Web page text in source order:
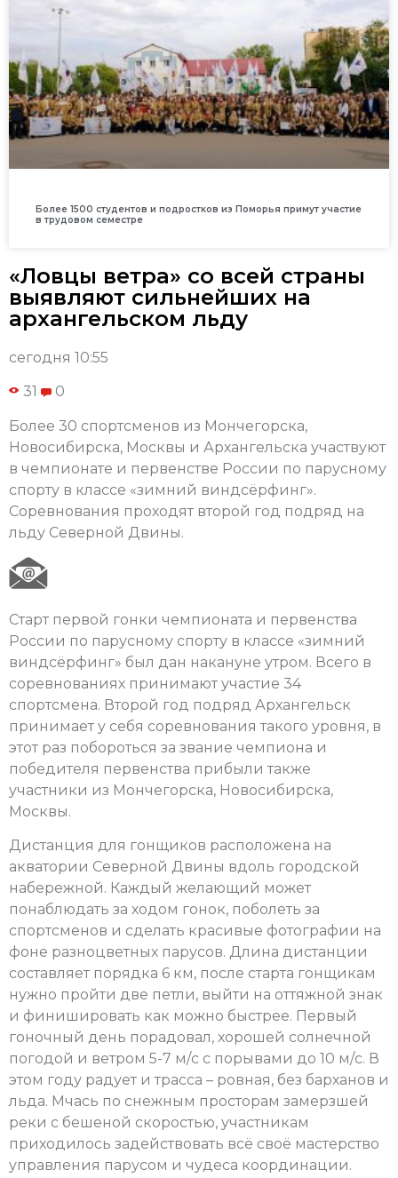
Более 1500 студентов и подростков из Поморья примут участие
в трудовом семестре
«Ловцы ветра» со всей страны
выявляют сильнейших на
архангельском льду
сегодня 10:55
31 0
Более 30 спортсменов из Мончегорска,
Новосибирска, Москвы и Архангельска участвуют
в чемпионате и первенстве России по парусному
спорту в классе «зимний виндсёрфинг».
Соревнования проходят второй год подряд на
льду Северной Двины.
Старт первой гонки чемпионата и первенства
России по парусному спорту в классе «зимний
виндсёрфинг» был дан накануне утром. Всего в
соревнованиях принимают участие 34
спортсмена. Второй год подряд Архангельск
принимает у себя соревнования такого уровня, в
этот раз побороться за звание чемпиона и
победителя первенства прибыли также
участники из Мончегорска, Новосибирска,
Москвы.
Дистанция для гонщиков расположена на
акватории Северной Двины вдоль городской
набережной. Каждый желающий может
понаблюдать за ходом гонок, поболеть за
спортсменов и сделать красивые фотографии на
фоне разноцветных парусов. Длина дистанции
составляет порядка 6 км, после старта гонщикам
нужно пройти две петли, выйти на оттяжной знак
и финишировать как можно быстрее. Первый
гоночный день порадовал, хорошей солнечной
погодой и ветром 5-7 м/с с порывами до 10 м/с. В
этом году радует и трасса – ровная, без барханов и
льда. Мчась по снежным просторам замерзшей
реки с бешеной скоростью, участникам
приходилось задействовать всё своё мастерство
управления парусом и чудеса координации.